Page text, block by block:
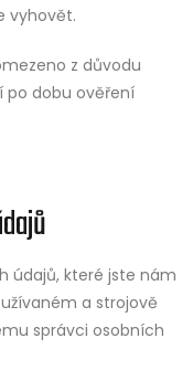
vyhovět.
z důvodu
po dobu ověření
údajů, které jste nám
a strojově
správci osobních